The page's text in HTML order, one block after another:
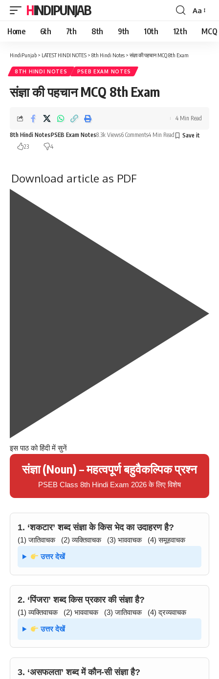
HINDIPUNJAB
Font
Resizer
Aa
Home 6th 7th 8th 9th 10th 12th MCQ
HindiPunjab > LATEST HINDI NOTES > 8th Hindi Notes > संज्ञा की पहचान MCQ 8th Exam
8TH HINDI NOTES PSEB EXAM NOTES
संज्ञा की पहचान MCQ 8th Exam
8th Hindi NotesPSEB Exam Notes8.3k Views6 Comments4 Min Read
23
4
4 Min Read
Download article as PDF
इस पाठ को हिंदी में सुनें
संज्ञा (Noun) – महत्वपूर्ण बहुवैकल्पिक प्रश्न
PSEB Class 8th Hindi Exam 2026 के लिए विशेष
1. ‘शकटार’ शब्द संज्ञा के किस भेद का उदाहरण है?
(1) जातिवाचक (2) व्यक्तिवाचक (3) भाववाचक (4) समूहवाचक
उत्तर देखें
2. ‘पिंजरा’ शब्द किस प्रकार की संज्ञा है?
(1) व्यक्तिवाचक (2) भाववाचक (3) जातिवाचक (4) द्रव्यवाचक
उत्तर देखें
3. ‘असफलता’ शब्द में कौन-सी संज्ञा है?